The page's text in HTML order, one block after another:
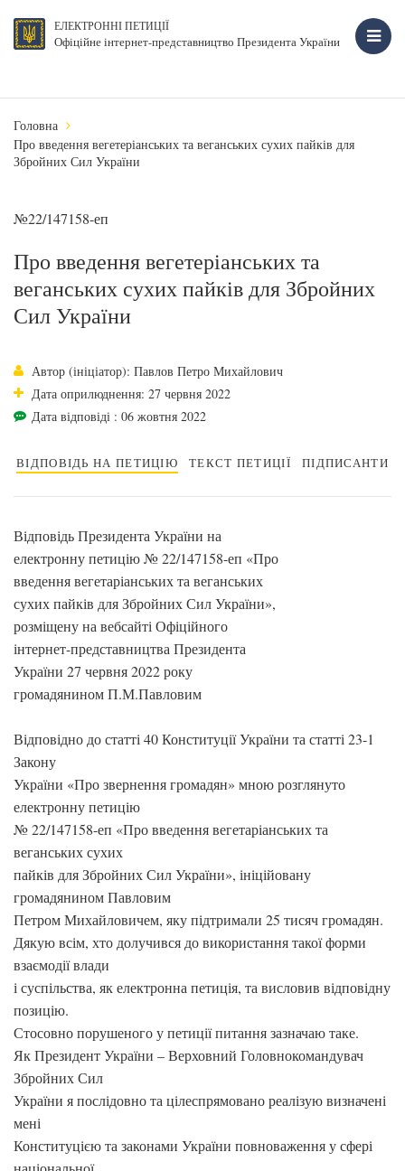
ЕЛЕКТРОННІ ПЕТИЦІЇ
Офіційне інтернет-представництво Президента України
Головна
Про введення вегетеріанських та веганських сухих пайків для
Збройних Сил України
№22/147158-еп
Про введення вегетеріанських та
веганських сухих пайків для Збройних
Сил України
Автор (ініціатор): Павлов Петро Михайлович
Дата оприлюднення: 27 червня 2022
Дата відповіді : 06 жовтня 2022
ВІДПОВІДЬ НА ПЕТИЦІЮ ТЕКСТ ПЕТИЦІЇ ПІДПИСАНТИ
Відповідь Президента України на
електронну петицію № 22/147158-еп «Про
введення вегетаріанських та веганських
сухих пайків для Збройних Сил України»,
розміщену на вебсайті Офіційного
інтернет-представництва Президента
України 27 червня 2022 року
громадянином П.М.Павловим
Відповідно до статті 40 Конституції України та статті 23-1
Закону
України «Про звернення громадян» мною розглянуто
електронну петицію
№ 22/147158-еп «Про введення вегетаріанських та
веганських сухих
пайків для Збройних Сил України», ініційовану
громадянином Павловим
Петром Михайловичем, яку підтримали 25 тисяч громадян.
Дякую всім, хто долучився до використання такої форми
взаємодії влади
і суспільства, як електронна петиція, та висловив відповідну
позицію.
Стосовно порушеного у петиції питання зазначаю таке.
Як Президент України – Верховний Головнокомандувач
Збройних Сил
України я послідовно та цілеспрямовано реалізую визначені
мені
Конституцією та законами України повноваження у сфері